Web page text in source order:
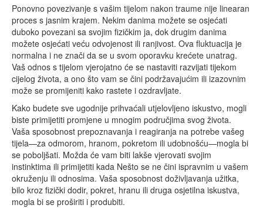
Ponovno povezivanje s vašim tijelom nakon traume nije linearan
proces s jasnim krajem. Nekim danima možete se osjećati
duboko povezani sa svojim fizičkim ja, dok drugim danima
možete osjećati veću odvojenost ili ranjivost. Ova fluktuacija je
normalna i ne znači da se u svom oporavku krećete unatrag.
Vaš odnos s tijelom vjerojatno će se nastaviti razvijati tijekom
cijelog života, a ono što vam se čini podržavajućim ili izazovnim
može se promijeniti kako rastete i ozdravljate.
Kako budete sve ugodnije prihvaćali utjelovljeno iskustvo, mogli
biste primijetiti promjene u mnogim područjima svog života.
Vaša sposobnost prepoznavanja i reagiranja na potrebe vašeg
tijela—za odmorom, hranom, pokretom ili udobnošću—mogla bi
se poboljšati. Možda će vam biti lakše vjerovati svojim
instinktima ili primijetiti kada Nešto se ne čini ispravnim u vašem
okruženju ili odnosima. Vaša sposobnost doživljavanja užitka,
bilo kroz fizički dodir, pokret, hranu ili druga osjetilna iskustva,
mogla bi se proširiti i produbiti.